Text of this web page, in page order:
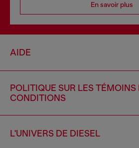
En savoir plus
AIDE
POLITIQUE SUR LES TÉMOINS
CONDITIONS
L'UNIVERS DE DIESEL